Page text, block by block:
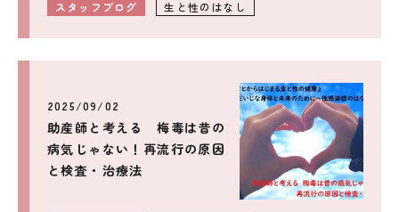
スタッフブログ 生と性のはなし
2025/09/02
助産師と考える 梅毒は昔の
病気じゃない！再流行の原因
と検査・治療法